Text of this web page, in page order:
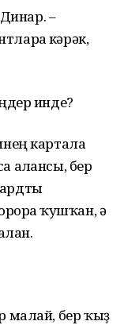
–
кәрәк,
инде?
картала
алғансы, бер
ҡушҡан, ә
малай, бер ҡыҙ